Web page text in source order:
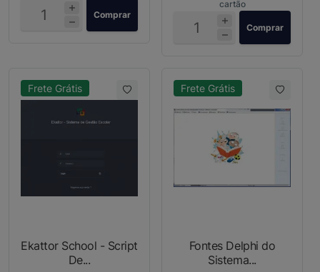
Comprar
cartão
Comprar
Frete Grátis
Ekattor School - Script
De...
Frete Grátis
Fontes Delphi do
Sistema...